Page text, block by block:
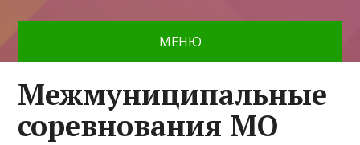
МЕНЮ
Межмуниципальные
соревнования МО